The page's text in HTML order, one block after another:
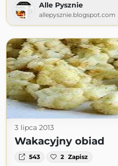
Alle Pysznie
allepysznie.blogspot.com
3 lipca 2013
Wakacyjny obiad
543 2 Zapisz